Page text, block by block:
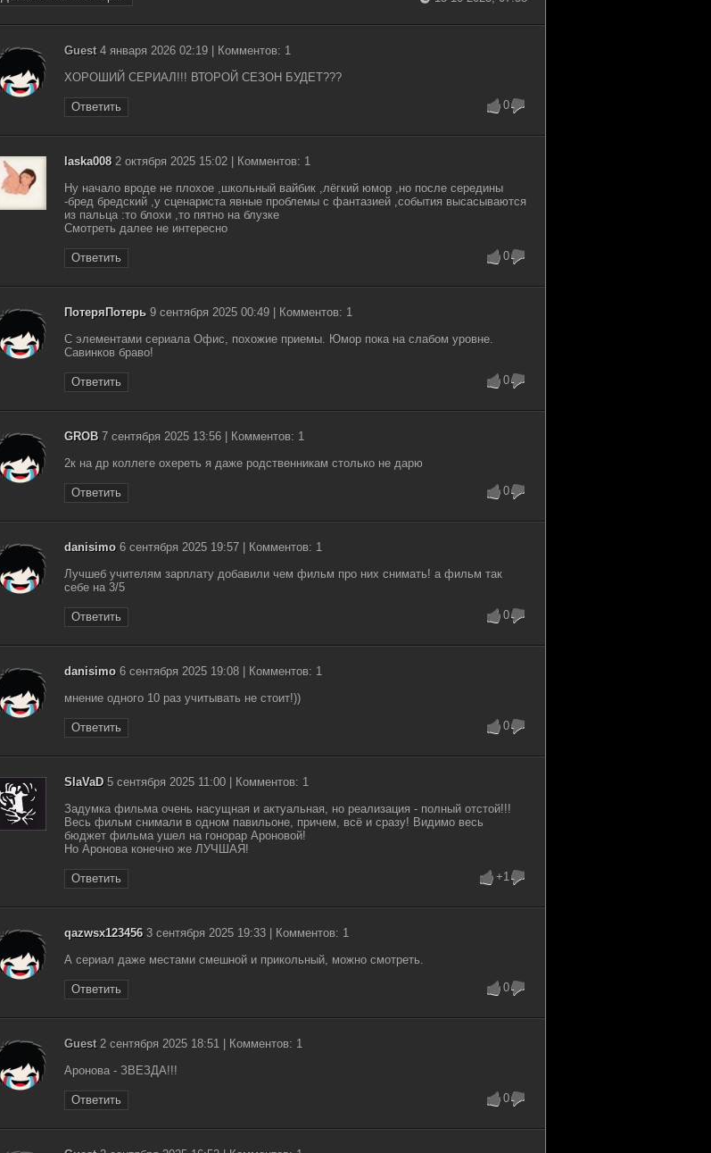
Guest4 января 2026 02:19 | Комментов: 1
ХОРОШИЙ СЕРИАЛ!!! ВТОРОЙ СЕЗОН БУДЕТ???
Ответить 0
laska0082 октября 2025 15:02 | Комментов: 1
Ну начало вроде не плохое ,школьный вайбик ,лёгкий юмор ,но после середины
-бред бредский ,у сценариста явные проблемы с фантазией ,события высасываются
из пальца :то блохи ,то пятно на блузке
Смотреть далее не интересно
Ответить 0
ПотеряПотерь 9 сентября 2025 00:49 | Комментов: 1
С элементами сериала Офис, похожие приемы. Юмор пока на слабом уровне.
Савинков браво!
Ответить 0
GROB7 сентября 2025 13:56 | Комментов: 1
2к на др коллеге охереть я даже родственникам столько не дарю
Ответить 0
danisimo 6 сентября 2025 19:57 | Комментов: 1
Лучшеб учителям зарплату добавили чем фильм про них снимать! а фильм так
себе на 3/5
Ответить 0
danisimo 6 сентября 2025 19:08 | Комментов: 1
мнение одного 10 раз учитывать не стоит!))
Ответить 0
SlaVaD5 сентября 2025 11:00 | Комментов: 1
Задумка фильма очень насущная и актуальная, но реализация - полный отстой!!!
Весь фильм снимали в одном павильоне, причем, всё и сразу! Видимо весь
бюджет фильма ушел на гонорар Ароновой!
Но Аронова конечно же ЛУЧШАЯ!
Ответить +1
qazwsx1234563 сентября 2025 19:33 | Комментов: 1
А сериал даже местами смешной и прикольный, можно смотреть.
Ответить 0
Guest2 сентября 2025 18:51 | Комментов: 1
Аронова - ЗВЕЗДА!!!
Ответить 0